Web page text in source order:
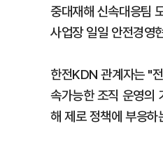
중대재해 신속대응팀
사업장 일일 안전경영
한전KDN 관계자는 "
속가능한 조직 운영의
해 제로 정책에 부응